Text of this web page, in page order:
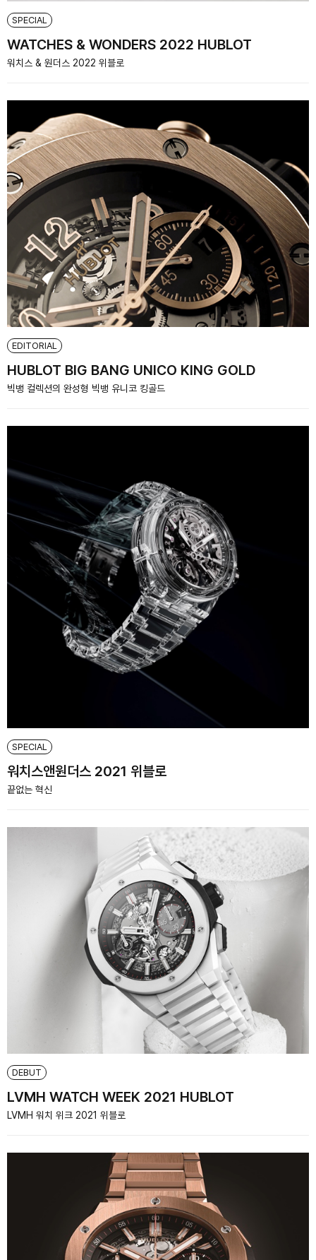
SPECIAL
WATCHES & WONDERS 2022 HUBLOT
워치스 & 원더스 2022 위블로
EDITORIAL
HUBLOT BIG BANG UNICO KING GOLD
빅뱅 컬렉션의 완성형 빅뱅 유니코 킹골드
SPECIAL
워치스앤원더스 2021 위블로
끝없는 혁신
DEBUT
LVMH WATCH WEEK 2021 HUBLOT
LVMH 워치 위크 2021 위블로